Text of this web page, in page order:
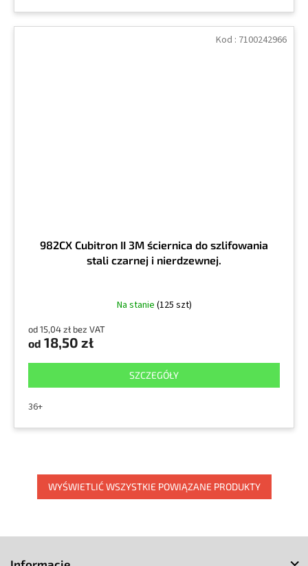
982CX Cubitron II 3M ściernica do szlifowania
stali czarnej i nierdzewnej.
Na stanie (125 szt)
od 15,04 zł bez VAT
od 18,50 zł
SZCZEGÓŁY
36+
Kod : 7100242966
WYŚWIETLIĆ WSZYSTKIE POWIĄZANE PRODUKTY